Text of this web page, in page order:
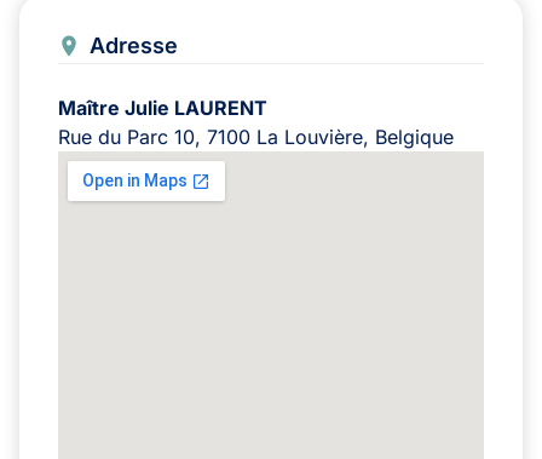
Adresse
Maître Julie LAURENT
Rue du Parc 10, 7100 La Louvière, Belgique